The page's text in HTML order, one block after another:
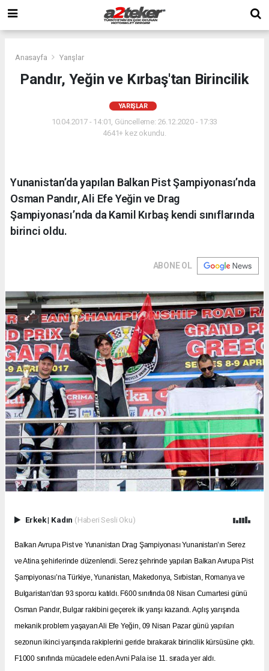
Anasayfa Yarışlar
Pandır, Yeğin ve Kırbaş'tan Birincilik
YARIŞLAR
10.04.2017 - 14:01, Güncelleme: 26.12.2020 - 17:33
4641+ kez okundu.
Yunanistan’da yapılan Balkan Pist Şampiyonası’nda
Osman Pandır, Ali Efe Yeğin ve Drag
Şampiyonası’nda da Kamil Kırbaş kendi sınıflarında
birinci oldu.
ABONE OL
Erkek| Kadın (Haberi Sesli Oku)
Balkan Avrupa Pist ve Yunanistan Drag Şampiyonası Yunanistan’ın Serez
ve Atina şehirlerinde düzenlendi. Serez şehrinde yapılan Balkan Avrupa Pist
Şampiyonası’na Türkiye, Yunanistan, Makedonya, Sırbistan, Romanya ve
Bulgaristan'dan 93 sporcu katıldı. F600 sınıfında 08 Nisan Cumartesi günü
Osman Pandır, Bulgar rakibini geçerek ilk yarışı kazandı. Açılış yarışında
mekanik problem yaşayan Ali Efe Yeğin, 09 Nisan Pazar günü yapılan
sezonun ikinci yarışında rakiplerini geride bırakarak birincilik kürsüsüne çıktı.
F1000 sınıfında mücadele eden Avni Pala ise 11. sırada yer aldı.